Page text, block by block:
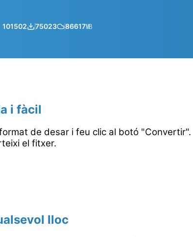
101502 75023 86617㎆︎
i fàcil
de desar i feu clic al botó "Convertir".
el fitxer.
lloc